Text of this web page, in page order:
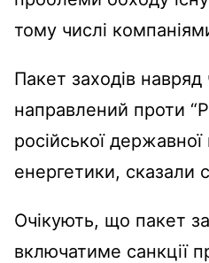
тому числі
Пакет заходів навряд
направлений проти
російської державної
енергетики, сказали
Очікують, що пакет
включатиме санкції